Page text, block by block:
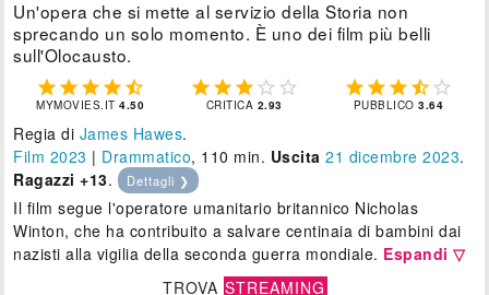
Un'opera che si mette al servizio della Storia non
sprecando un solo momento. È uno dei film più belli
sull'Olocausto.
    
MYMOVIES.IT4.50
    
CRITICA 2.93
    
PUBBLICO3.64
Regia di James Hawes.
Film 2023 | Drammatico, 110 min. Uscita 21 dicembre 2023.
Ragazzi +13. Dettagli ❯
Il film segue l'operatore umanitario britannico Nicholas
Winton, che ha contribuito a salvare centinaia di bambini dai
nazisti alla vigilia della seconda guerra mondiale. Espandi ▽
TROVA STREAMING